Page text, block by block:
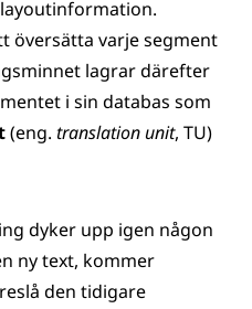
översätta varje segment
lagrar därefter
i sin databas som
(eng. translation unit, TU)
dyker upp igen någon
ny text, kommer
den tidigare